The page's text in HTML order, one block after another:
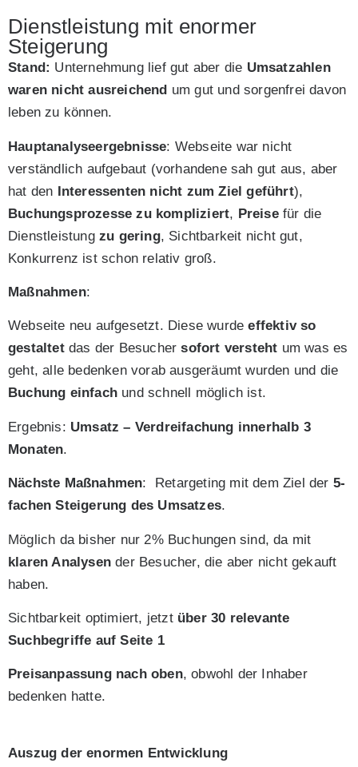
Dienstleistung mit enormer
Steigerung
Stand: Unternehmung lief gut aber die Umsatzahlen
waren nicht ausreichend um gut und sorgenfrei davon
leben zu können.
Hauptanalyseergebnisse: Webseite war nicht
verständlich aufgebaut (vorhandene sah gut aus, aber
hat den Interessenten nicht zum Ziel geführt),
Buchungsprozesse zu kompliziert, Preisefür die
Dienstleistung zu gering, Sichtbarkeit nicht gut,
Konkurrenz ist schon relativ groß.
Maßnahmen:
Webseite neu aufgesetzt. Diese wurdeeffektiv so
gestaltetdas der Besuchersofort versteht um was es
geht, alle bedenken vorab ausgeräumt wurden und die
Buchung einfach und schnell möglich ist.
Ergebnis: Umsatz – Verdreifachung innerhalb 3
Monaten.
Nächste Maßnahmen: Retargeting mit dem Ziel der 5-
fachen Steigerung des Umsatzes.
Möglich da bisher nur 2% Buchungen sind, da mit
klaren Analysen der Besucher, die aber nicht gekauft
haben.
Sichtbarkeit optimiert, jetzt über 30 relevante
Suchbegriffe auf Seite 1
Preisanpassung nach oben, obwohl der Inhaber
bedenken hatte.
Auszug der enormen Entwicklung